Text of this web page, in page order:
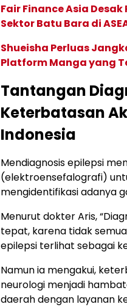
Fair Finance Asia
Sektor Batu Bara di
Shueisha Perluas
Platform Manga yang
Tantangan
Keterbatasan
Indonesia
Mendiagnosis epilepsi
(elektroensefalografi)
mengidentifikasi adanya
Menurut dokter Aris,
tepat, karena tidak
epilepsi terlihat sebagai
Namun ia mengakui,
neurologi menjadi
daerah dengan layanan